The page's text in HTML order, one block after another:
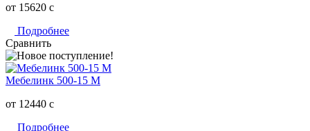
от 15620 c
Подробнее
Сравнить
Мебелинк 500-15 М
от 12440 c
Подробнее